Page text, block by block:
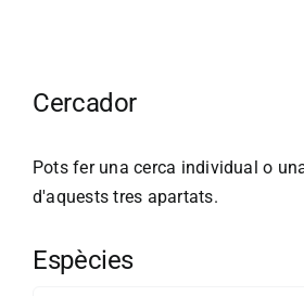
Cercador
Pots fer una cerca individual o
d'aquests tres apartats.
Espècies